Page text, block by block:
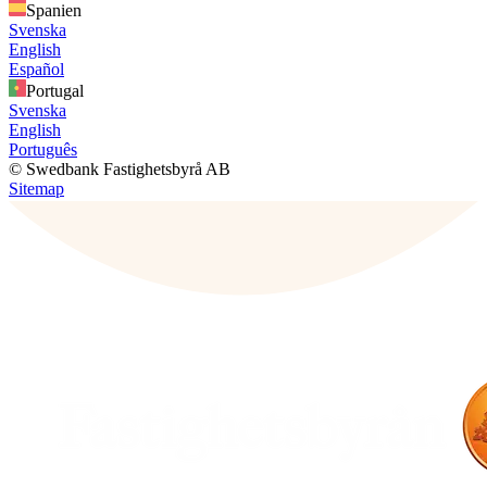
Spanien
Svenska
English
Español
Portugal
Svenska
English
Português
© Swedbank Fastighetsbyrå AB
Sitemap